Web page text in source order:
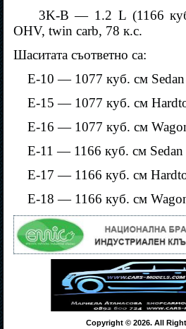
3K-B — 1.2 L (1166
OHV, twin carb, 78 к.с.
Шаситата съответно са:
E-10 — 1077 куб. см Sedan
E-15 — 1077 куб. см
E-16 — 1077 куб. см
E-11 — 1166 куб. см Sedan
E-17 — 1166 куб. см
E-18 — 1166 куб. см
Copyright © 2026. All